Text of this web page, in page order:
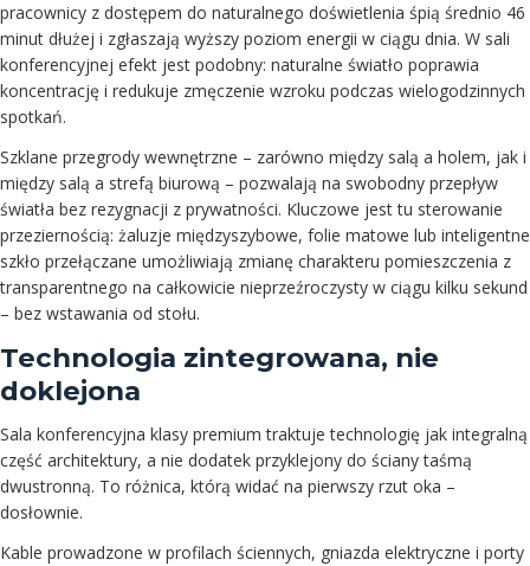
pracownicy z dostępem do naturalnego doświetlenia śpią średnio 46
minut dłużej i zgłaszają wyższy poziom energii w ciągu dnia. W sali
konferencyjnej efekt jest podobny: naturalne światło poprawia
koncentrację i redukuje zmęczenie wzroku podczas wielogodzinnych
spotkań.
Szklane przegrody wewnętrzne – zarówno między salą a holem, jak i
między salą a strefą biurową – pozwalają na swobodny przepływ
światła bez rezygnacji z prywatności. Kluczowe jest tu sterowanie
przeziernością: żaluzje międzyszybowe, folie matowe lub inteligentne
szkło przełączane umożliwiają zmianę charakteru pomieszczenia z
transparentnego na całkowicie nieprzeźroczysty w ciągu kilku sekund
– bez wstawania od stołu.
Technologia zintegrowana, nie
doklejona
Sala konferencyjna klasy premium traktuje technologię jak integralną
część architektury, a nie dodatek przyklejony do ściany taśmą
dwustronną. To różnica, którą widać na pierwszy rzut oka –
dosłownie.
Kable prowadzone w profilach ściennych, gniazda elektryczne i porty